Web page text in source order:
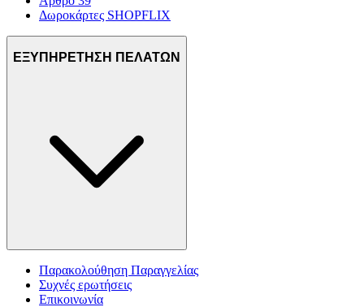
Δωροκάρτες SHOPFLIX
ΕΞΥΠΗΡΕΤΗΣΗ ΠΕΛΑΤΩΝ
Παρακολούθηση Παραγγελίας
Συχνές ερωτήσεις
Επικοινωνία